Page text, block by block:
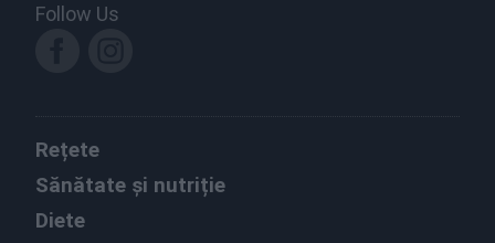
Follow Us
Rețete
Sănătate și nutriție
Diete